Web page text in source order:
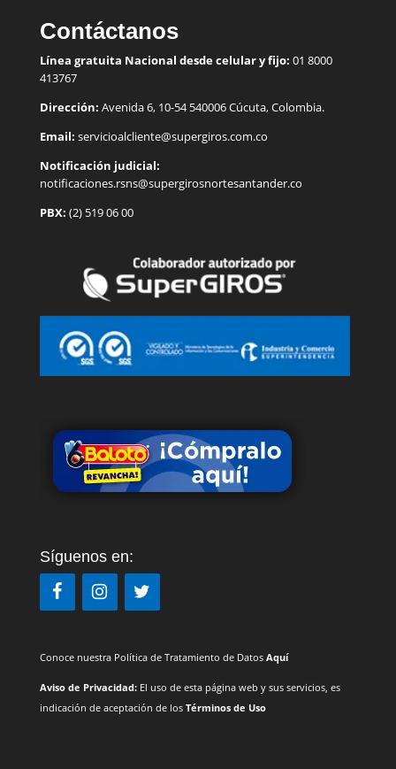
Contáctanos
Línea gratuita Nacional desde celular y fijo: 01 8000
413767
Dirección: Avenida 6, 10-54 540006 Cúcuta, Colombia.
Email: servicioalcliente@supergiros.com.co
Notificación judicial:
notificaciones.rsns@supergirosnortesantander.co
PBX: (2) 519 06 00
Síguenos en:
Conoce nuestra Política de Tratamiento de Datos Aquí
Aviso de Privacidad: El uso de esta página web y sus servicios, es
indicación de aceptación de los Términos de Uso